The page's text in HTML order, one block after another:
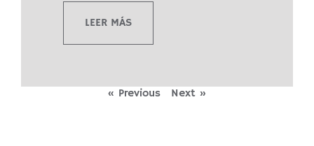
LEER MÁS
« Previous Next »